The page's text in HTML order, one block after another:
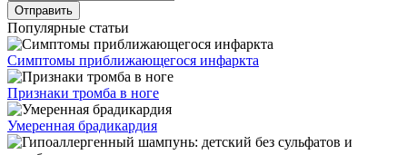
Популярные статьи
Симптомы приближающегося инфаркта
Признаки тромба в ноге
Умеренная брадикардия